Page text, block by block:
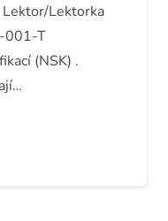
Lektor/Lektorka
001-T
(NSK) .